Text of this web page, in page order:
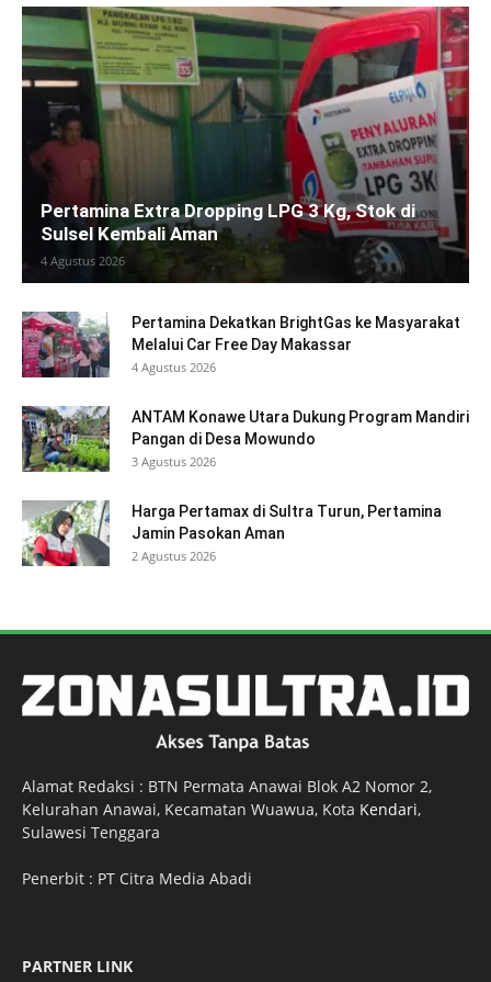
Pertamina Extra Dropping LPG 3 Kg, Stok di
Sulsel Kembali Aman
4 Agustus 2026
Pertamina Dekatkan BrightGas ke Masyarakat
Melalui Car Free Day Makassar
4 Agustus 2026
ANTAM Konawe Utara Dukung Program Mandiri
Pangan di Desa Mowundo
3 Agustus 2026
Harga Pertamax di Sultra Turun, Pertamina
Jamin Pasokan Aman
2 Agustus 2026
Alamat Redaksi : BTN Permata Anawai Blok A2 Nomor 2,
Kelurahan Anawai, Kecamatan Wuawua, Kota Kendari,
Sulawesi Tenggara
Penerbit : PT Citra Media Abadi
PARTNER LINK